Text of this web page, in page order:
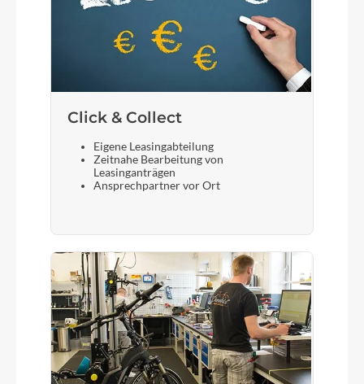
Click & Collect
Eigene Leasingabteilung
Zeitnahe Bearbeitung von
Leasinganträgen
Ansprechpartner vor Ort